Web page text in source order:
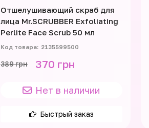
Отшелушивающий скраб для
лица Mr.SCRUBBER Exfoliating
Perlite Face Scrub 50 мл
2135599500
389 грн 370 грн
Нет в наличии
Быстрый заказ